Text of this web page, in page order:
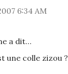
6:34 AM
a dit…
une colle zizou ?